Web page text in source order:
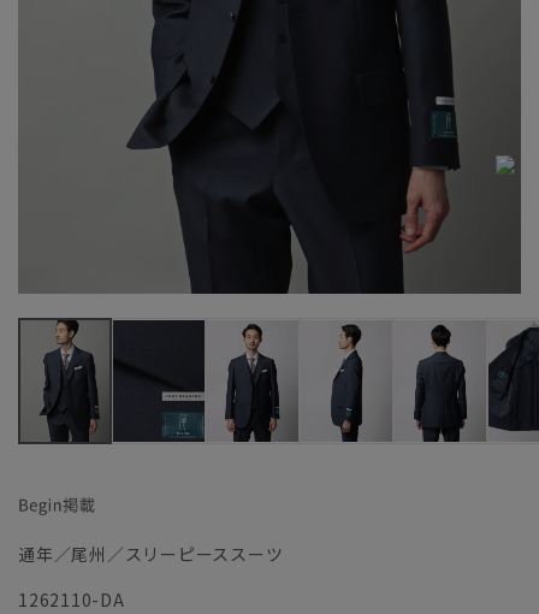
通年／尾州／スリーピーススーツ
1262110-DA